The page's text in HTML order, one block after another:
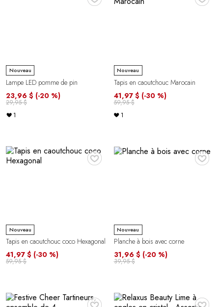
Nouveau
Lampe LED pomme de pin
23,96 $ (-20 %)
29,95 $
1
Nouveau
Tapis en caoutchouc Marocain
41,97 $ (-30 %)
59,95 $
1
♥
Nouveau
Tapis en caoutchouc coco Hexagonal
41,97 $ (-30 %)
59,95 $
♥
Nouveau
Planche à bois avec corne
31,96 $ (-20 %)
39,95 $
♥ ♥